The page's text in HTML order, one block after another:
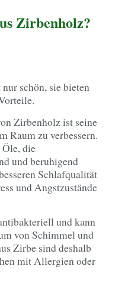
Zirbenholz?
schön, sie bieten
Zirbenholz ist seine
Raum zu verbessern.
die
und beruhigend
Schlafqualität
und Angstzustände
und kann
von Schimmel und
Zirbe sind deshalb
mit Allergien oder